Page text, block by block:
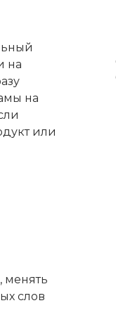
на
на
или
менять
слов